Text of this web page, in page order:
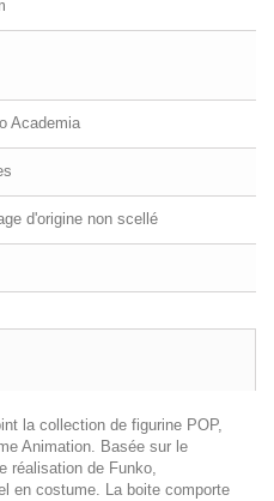
Academia
d'origine non scellé
la collection de figurine POP,
Animation. Basée sur le
réalisation de Funko,
en costume. La boite comporte